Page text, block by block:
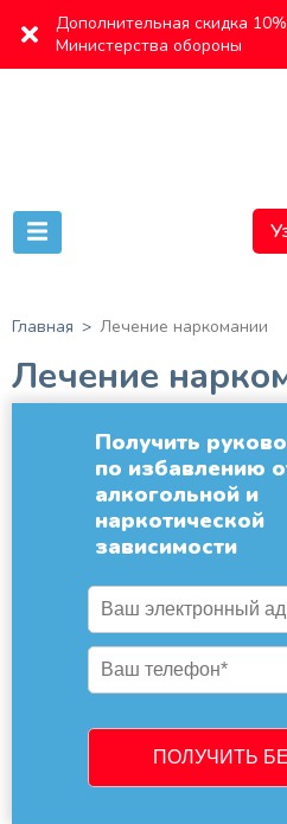
Дополнительная скидка
Министерства обороны
Главная Лечение наркомании
Лечение
Получить
по избавлению
алкогольной и
наркотической
зависимости